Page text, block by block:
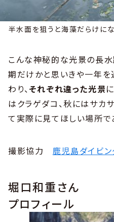
半水面を狙うと海藻だらけに
こんな神秘的な光景の長
期だけかと思いきや一年
わり、それぞれ違った光景
はクラゲダコ、秋にはサカ
て実際に見てほしい場所で
撮影協力 鹿児島ダイビン
堀口和重さん
プロフィール